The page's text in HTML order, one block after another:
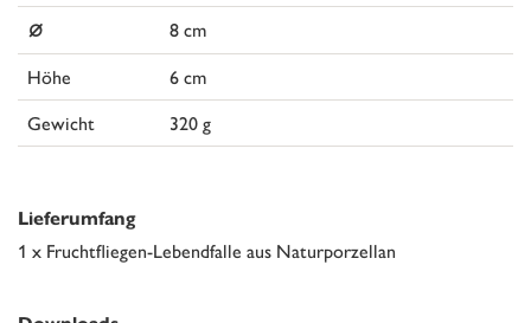
⌀
8 cm
Höhe
6 cm
Gewicht
320 g
Lieferumfang
1 x Fruchtfliegen-Lebendfalle aus Naturporzellan